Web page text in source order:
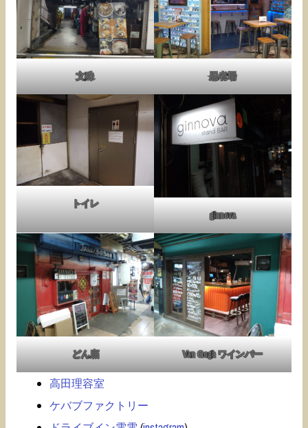
文殊 忍者場
トイレ
ginnova
どん底 Van Gogh ワインバー
高田理容室
ケバブファクトリー